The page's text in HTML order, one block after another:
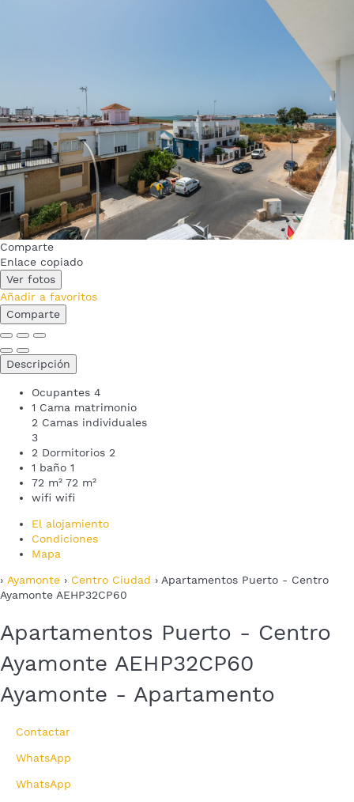
Comparte
Enlace copiado
Ver fotos
Añadir a favoritos
Comparte
Descripción
Ocupantes 4
1 Cama matrimonio
2 Camas individuales
3
2 Dormitorios 2
1 baño 1
72 m² 72 m²
wifi wifi
El alojamiento
Condiciones
Mapa
› Ayamonte › Centro Ciudad › Apartamentos Puerto - Centro
Ayamonte AEHP32CP60
Apartamentos Puerto - Centro
Ayamonte AEHP32CP60
Ayamonte - Apartamento
Contactar
WhatsApp
WhatsApp